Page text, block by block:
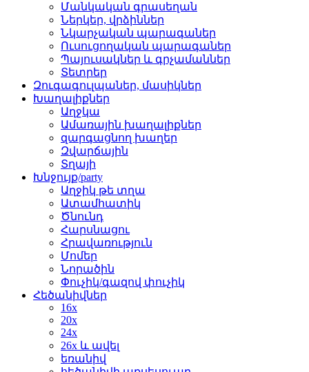
Մանկական գրասեղան
Ներկեր, վրձիններ
Նկարչական պարագաներ
Ուսուցողական պարագաներ
Պայուսակներ և գրչամաններ
Տետրեր
Զուգագուլպաներ, մասիկներ
Խաղալիքներ
Աղջկա
Ամառային խաղալիքներ
զարգացնող խաղեր
Զվարճային
Տղայի
Խնջույք/party
Աղջիկ թե տղա
Ատամհատիկ
Ծնունդ
Հարսնացու
Հրավառություն
Մոմեր
Նորածին
Փուչիկ/գազով փուչիկ
Հեծանիվներ
16x
20x
24x
26x և ավել
եռանիվ